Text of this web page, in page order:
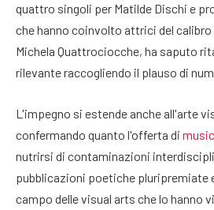
quattro singoli per Matilde Dischi e
che hanno coinvolto attrici del calibro
Michela Quattrociocche, ha saputo
rilevante raccogliendo il plauso di
L'impegno si estende anche all'arte
confermando quanto l'offerta di
nutrirsi di contaminazioni
pubblicazioni poetiche pluripremiate
campo delle visual arts che lo hanno